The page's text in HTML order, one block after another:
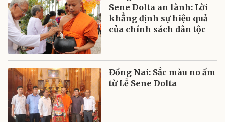
Sene Dolta an lành: Lời
khẳng định sự hiệu quả
của chính sách dân tộc
Đồng Nai: Sắc màu no ấm
từ Lễ Sene Dolta